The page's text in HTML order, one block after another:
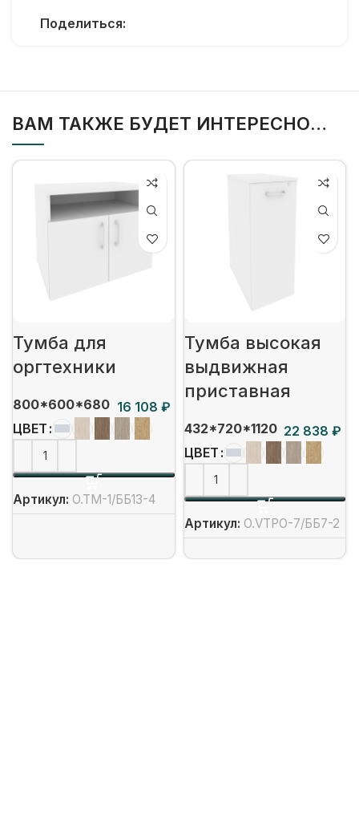
Поделиться:
ВАМ ТАКЖЕ БУДЕТ ИНТЕРЕСНО…
Тумба для
оргтехники
800*600*680
₽
ЦВЕТ
Артикул: O.TM-1/ББ13-4
Тумба высокая
выдвижная
приставная
432*720*1120
₽
ЦВЕТ
Артикул: O.VTPO-7/ББ7-2